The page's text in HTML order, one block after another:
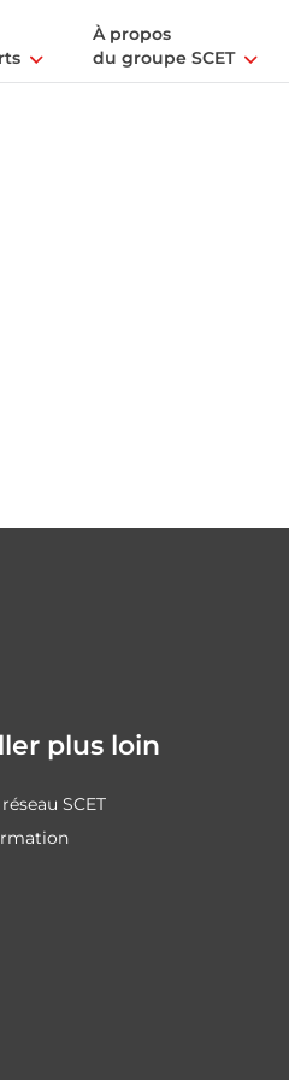
À propos
du groupe SCET
plus loin
SCET